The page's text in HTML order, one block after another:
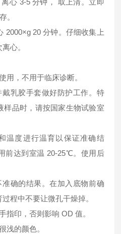
心 3-5 分钟， 取上清。立即
。
2000×g 20 分钟。仔细收集上
心。
用，不用于临床诊断。
乳胶手套做好防护工作。特
样品时，请按国家生物试验室
温度进行温育以保证准确结
前达到室温 20-25℃。使用后
确的结果。在加入底物前确
程中不要让微孔干燥掉。
指印，否则影响 OD 值。
浅的颜色。